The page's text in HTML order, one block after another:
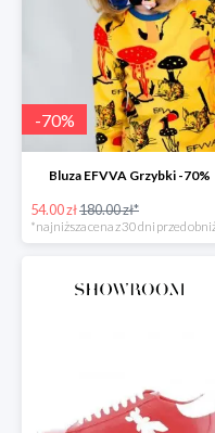
-70%
Bluza EFVVA Grzybki -70%
54.00 zł180.00 zł*